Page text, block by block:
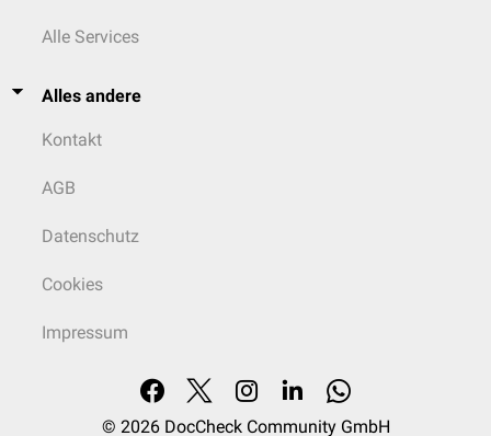
Alle Services
Alles andere
Kontakt
AGB
Datenschutz
Cookies
Impressum
© 2026 DocCheck Community GmbH